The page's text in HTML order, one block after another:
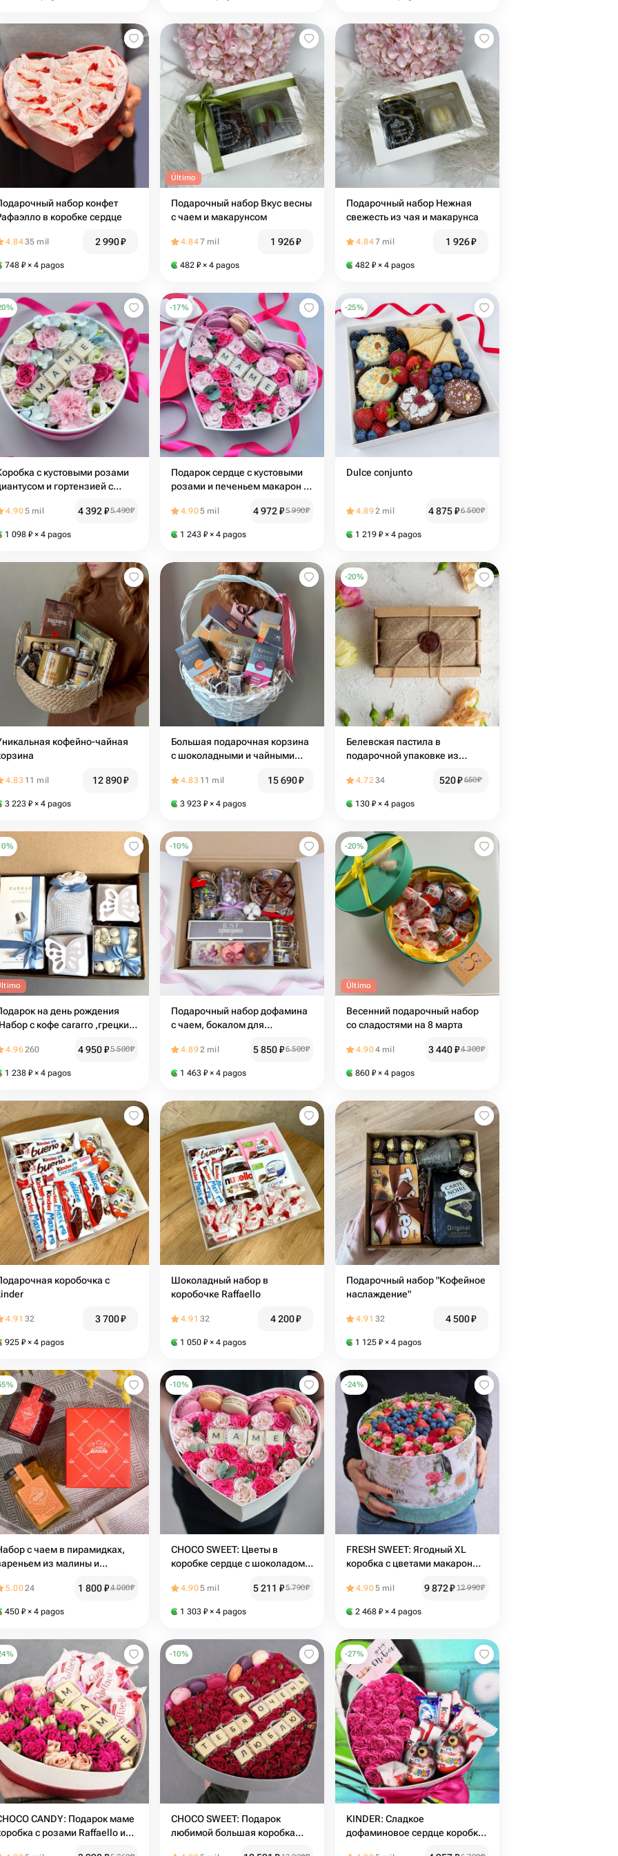
набор конфет
в коробке сердце
4.8435 mil 2 990₽
748 ₽ × 4 pagos
Último
Подарочный набор Вкус весны
с чаем и макарунсом
4.847 mil 1 926₽
482 ₽ × 4 pagos
Подарочный набор Нежная
свежесть из чая и макарунса
4.847 mil 1 926₽
482 ₽ × 4 pagos
%
с кустовыми розами
и гортензией с
| День матери | день
4.905 mil 4 392₽5 490₽
1 098 ₽ × 4 pagos
-17%
Подарок сердце с кустовыми
розами и печеньем макарон с
матери | день рождения | 8
4.905 mil 4 972₽5 990₽
1 243 ₽ × 4 pagos
-25%
Dulce conjunto
4.892 mil 4 875₽6 500₽
1 219 ₽ × 4 pagos
кофейно-чайная
4.83 11 mil 12 890₽
3 223 ₽ × 4 pagos
Большая подарочная корзина
с шоколадными и чайными
4.83 11 mil 15 690₽
3 923 ₽ × 4 pagos
-20%
Белевская пастила в
подарочной упаковке из
4.7234 520₽ 650₽
130 ₽ × 4 pagos
%
на день рождения
с кофе cararro ,грецким
в бельгийском
4.96260 4 950₽5 500₽
1 238 ₽ × 4 pagos
-10%
Подарочный набор дофамина
с чаем, бокалом для
шоколадом ручной работы и
4.892 mil 5 850₽6 500₽
1 463 ₽ × 4 pagos
-20%
Último
Весенний подарочный набор
со сладостями на 8 марта
4.904 mil 3 440₽4 300₽
860 ₽ × 4 pagos
коробочка с
4.91 32 3 700₽
925 ₽ × 4 pagos
Шоколадный набор в
коробочке Raffaello
4.91 32 4 200₽
1 050 ₽ × 4 pagos
Подарочный набор "Кофейное
наслаждение"
4.91 32 4 500₽
1 125 ₽ × 4 pagos
%
с чаем в пирамидках,
из малины и
пакете
5.0024 1 800₽4 000₽
450 ₽ × 4 pagos
-10%
CHOCO SWEET: Цветы в
коробке сердце с шоколадом и
Кустовые розы | День
4.905 mil 5 211 ₽5 790₽
1 303 ₽ × 4 pagos
-24%
FRESH SWEET: Ягодный XL
коробка с цветами макарон
февраля День влюблённых 8
4.905 mil 9 872₽ 12 990₽
2 468 ₽ × 4 pagos
%
CANDY: Подарок маме
с розами Raffaello и
-10%
CHOCO SWEET: Подарок
любимой большая коробка
-27%
KINDER: Сладкое
дофаминовое сердце коробка